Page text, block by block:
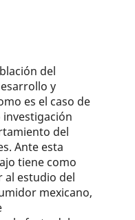
del
y
es el caso de
investigación
del
Ante esta
tiene como
estudio del
mexicano,